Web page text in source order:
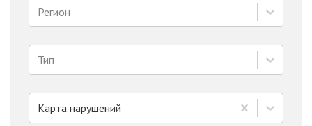
Регион
Тип
Карта нарушений